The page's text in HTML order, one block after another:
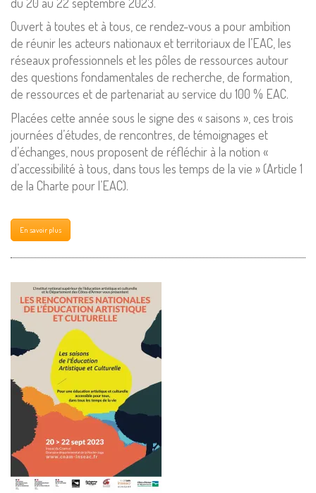
Ouvert à toutes et à tous, ce rendez-vous a pour ambition
de réunir les acteurs nationaux et territoriaux de l’EAC, les
réseaux professionnels et les pôles de ressources autour
des questions fondamentales de recherche, de formation,
de ressources et de partenariat au service du 100 % EAC.
Placées cette année sous le signe des « saisons », ces trois
journées d’études, de rencontres, de témoignages et
d’échanges, nous proposent de réfléchir à la notion «
d’accessibilité à tous, dans tous les temps de la vie » (Article 1
de la Charte pour l’EAC).
En savoir plus